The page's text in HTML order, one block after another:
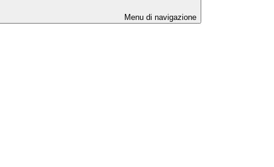
Menu di navigazione